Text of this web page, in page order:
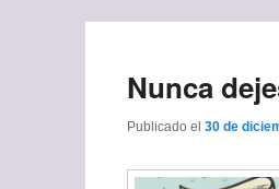
Nunca
Publicado el 30 de